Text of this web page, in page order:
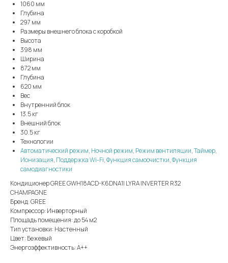
1060 мм
Глубина
297 мм
Размеры внешнего блока с коробкой
Высота
398 мм
Ширина
872 мм
Глубина
620 мм
Вес
Внутренний блок
13.5 кг
Внешний блок
30.5 кг
Технологии
Автоматический режим, Ночной режим, Режим вентиляции,Таймер,
Ионизация, Поддержка Wi-Fi,Функция самоочистки,Функция
самодиагностики
Кондиционер GREE GWH18ACD-K6DNA1I LYRA INVERTER R32
CHAMPAGNE
Бренд: GREE
Компрессор: Инверторный
Площадь помещения: до 54 м2
Тип установки: Настенный
Цвет: Бежевый
Энергоэффективность: А++